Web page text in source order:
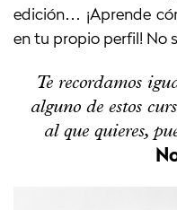
edición… ¡Aprende
en tu propio perfil! No
Te recordamos
alguno de estos
al que quieres,